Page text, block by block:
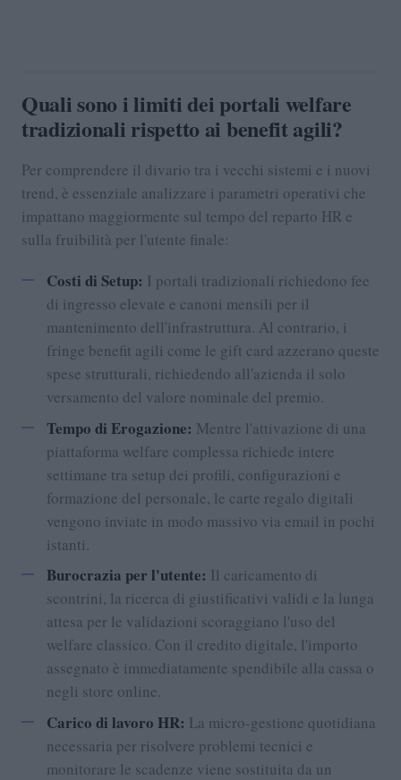
Quali sono i limiti dei portali welfare
tradizionali rispetto ai benefit agili?
Per comprendere il divario tra i vecchi sistemi e i nuovi
trend, è essenziale analizzare i parametri operativi che
impattano maggiormente sul tempo del reparto HR e
sulla fruibilità per l'utente finale:
Costi di Setup: I portali tradizionali richiedono fee
di ingresso elevate e canoni mensili per il
mantenimento dell'infrastruttura. Al contrario, i
fringe benefit agili come le gift card azzerano queste
spese strutturali, richiedendo all'azienda il solo
versamento del valore nominale del premio.
Tempo di Erogazione: Mentre l'attivazione di una
piattaforma welfare complessa richiede intere
settimane tra setup dei profili, configurazioni e
formazione del personale, le carte regalo digitali
vengono inviate in modo massivo via email in pochi
istanti.
Burocrazia per l'utente: Il caricamento di
scontrini, la ricerca di giustificativi validi e la lunga
attesa per le validazioni scoraggiano l'uso del
welfare classico. Con il credito digitale, l'importo
assegnato è immediatamente spendibile alla cassa o
negli store online.
Carico di lavoro HR: La micro-gestione quotidiana
necessaria per risolvere problemi tecnici e
monitorare le scadenze viene sostituita da un